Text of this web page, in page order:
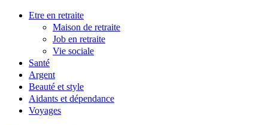
Etre en retraite
Maison de retraite
Job en retraite
Vie sociale
Santé
Argent
Beauté et style
Aidants et dépendance
Voyages